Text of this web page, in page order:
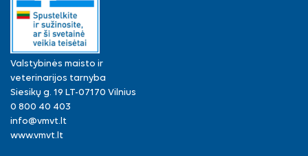
Valstybinės maisto ir
veterinarijos tarnyba
Siesikų g. 19 LT-07170 Vilnius
0 800 40 403
info@vmvt.lt
www.vmvt.lt